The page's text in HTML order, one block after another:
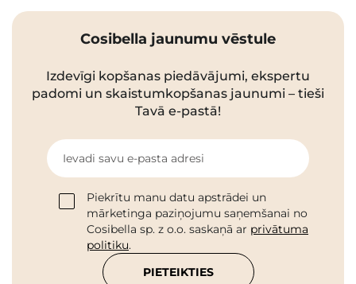
Cosibella jaunumu vēstule
Izdevīgi kopšanas piedāvājumi, ekspertu
padomi un skaistumkopšanas jaunumi – tieši
Tavā e-pastā!
Ievadi savu e-pasta adresi
Piekrītu manu datu apstrādei un
mārketinga paziņojumu saņemšanai no
Cosibella sp. z o.o. saskaņā ar privātuma
politiku.
PIETEIKTIES